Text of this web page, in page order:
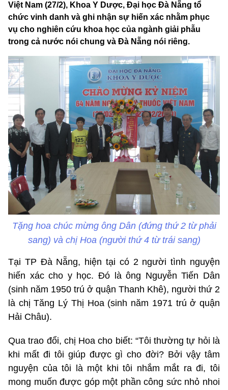
Việt Nam (27/2), Khoa Y Dược, Đại học Đà Nẵng tổ
chức vinh danh và ghi nhận sự hiến xác nhằm phục
vụ cho nghiên cứu khoa học của ngành giải phẫu
trong cả nước nói chung và Đà Nẵng nói riêng.
Tặng hoa chúc mừng ông Dân (đứng thứ 2 từ phải
sang) và chị Hoa (người thứ 4 từ trái sang)
Tại TP Đà Nẵng, hiện tại có 2 người tình nguyện
hiến xác cho y học. Đó là ông Nguyễn Tiến Dân
(sinh năm 1950 trú ở quận Thanh Khê), người thứ 2
là chị Tăng Lý Thị Hoa (sinh năm 1971 trú ở quận
Hải Châu).
Qua trao đổi, chị Hoa cho biết: “Tôi thường tự hỏi là
khi mất đi tôi giúp được gì cho đời? Bởi vậy tâm
nguyện của tôi là một khi tôi nhắm mắt ra đi, tôi
mong muốn được góp một phần công sức nhỏ nhoi